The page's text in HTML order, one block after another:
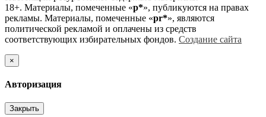
18+. Материалы, помеченные «р*», публикуются на правах
рекламы. Материалы, помеченные «рr*», являются
политической рекламой и оплачены из средств
соответствующих избирательных фондов. Создание сайта
×
Авторизация
Закрыть